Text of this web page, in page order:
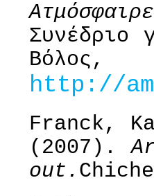
Συνέδριο
Βόλος,
http://
Franck,
(2007).
out .